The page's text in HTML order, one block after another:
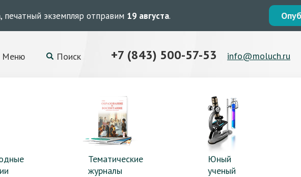
, печатный экземпляр отправим 19 августа.
Меню Поиск +7 (843) 500-57-53 info@moluch.ru
Тематические
журналы
Юный
ученый